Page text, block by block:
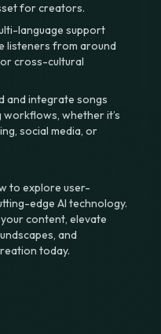
for creators.
language support
listeners from around
cross-cultural
and integrate songs
whether it’s
social media, or
to explore user-
edge AI technology.
content, elevate
and
today.